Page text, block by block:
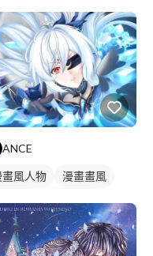
ANCE
畫風人物
漫畫畫風
作品
插畫
物插畫